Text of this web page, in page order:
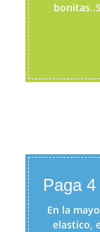
Paga
En la
elastico,